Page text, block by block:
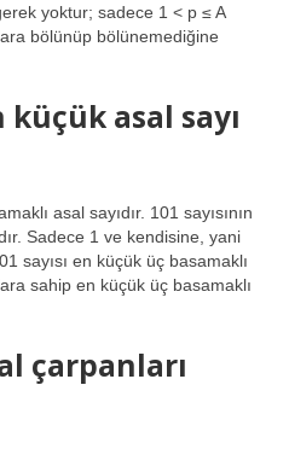
yoktur; sadece 1 < p ≤ A
bölünüp bölünemediğine
küçük asal sayı
asal sayıdır. 101 sayısının
Sadece 1 ve kendisine, yani
sayısı en küçük üç basamaklı
sahip en küçük üç basamaklı
çarpanları